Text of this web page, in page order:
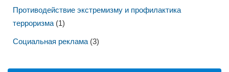
Противодействие экстремизму и профилактика
терроризма (1)
Социальная реклама (3)